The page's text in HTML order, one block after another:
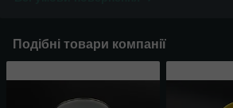
Подібні товари компанії